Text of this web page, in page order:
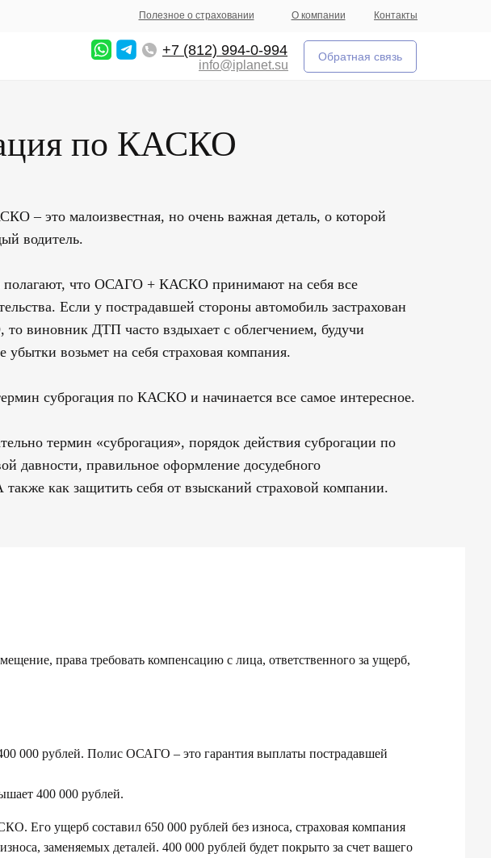
+7 (812) 994-0-994
info@iplanet.su
Обратная связь
Контакты
О компании
Полезное о страховании
по КАСКО
– это малоизвестная, но очень важная деталь, о которой
водитель.
что ОСАГО + КАСКО принимают на себя все
Если у пострадавшей стороны автомобиль застрахован
виновник ДТП часто вздыхает с облегчением, будучи
убытки возьмет на себя страховая компания.
суброгация по КАСКО и начинается все самое интересное.
термин «суброгация», порядок действия суброгации по
давности, правильное оформление досудебного
также как защитить себя от взысканий страховой компании.
права требовать компенсацию с лица, ответственного за ущерб,
000 рублей. Полис ОСАГО – это гарантия выплаты пострадавшей
400 000 рублей.
Его ущерб составил 650 000 рублей без износа, страховая компания
заменяемых деталей. 400 000 рублей будет покрыто за счет вашего